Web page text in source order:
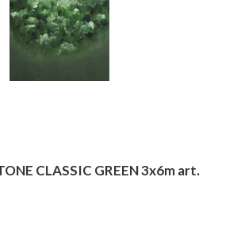
CLASSIC GREEN 3x6m art.